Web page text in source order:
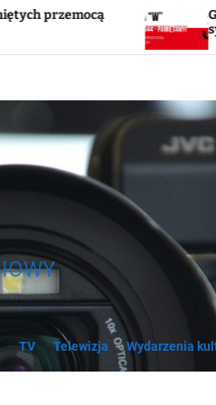
Godzina „W”. W
TV Telewizja Wydarzenia